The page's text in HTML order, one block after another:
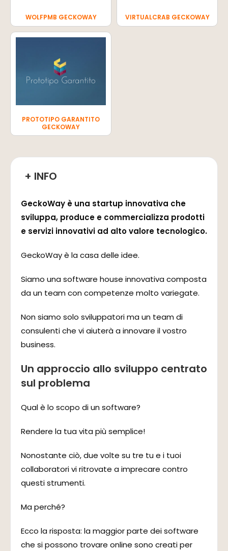
WOLFPMB GECKOWAY VIRTUALCRAB GECKOWAY
PROTOTIPO GARANTITO
GECKOWAY
+ INFO
GeckoWay è una startup innovativa che
sviluppa, produce e commercializza prodotti
e servizi innovativi ad alto valore tecnologico.
GeckoWay è la casa delle idee.
Siamo una software house innovativa composta
da un team con competenze molto variegate.
Non siamo solo sviluppatori ma un team di
consulenti che vi aiuterà a innovare il vostro
business.
Un approccio allo sviluppo centrato
sul problema
Qual è lo scopo di un software?
Rendere la tua vita più semplice!
Nonostante ciò, due volte su tre tu e i tuoi
collaboratori vi ritrovate a imprecare contro
questi strumenti.
Ma perché?
Ecco la risposta: la maggior parte dei software
che si possono trovare online sono creati per